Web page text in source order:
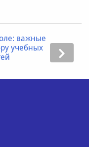
важные
учебных